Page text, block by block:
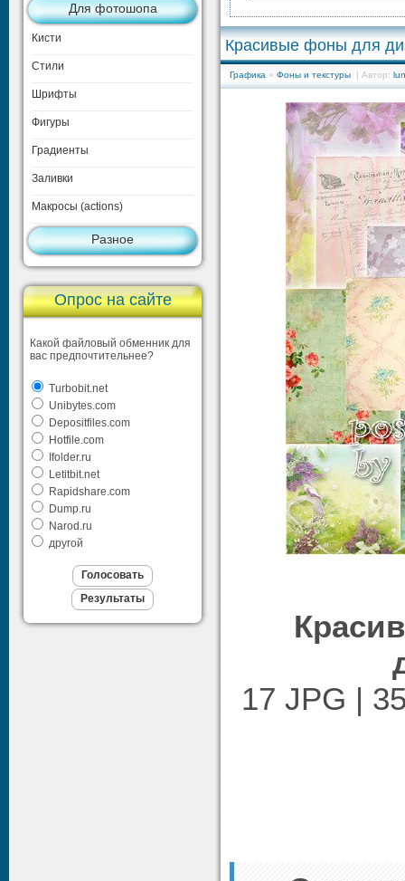
Для фотошопа
Кисти
Стили
Шрифты
Фигуры
Градиенты
Заливки
Макросы (actions)
Разное
Опрос на сайте
Какой файловый обменник для
вас предпочтительнее?
Turbobit.net
Unibytes.com
Depositfiles.com
Hotfile.com
Ifolder.ru
Letitbit.net
Rapidshare.com
Dump.ru
Narod.ru
другой
Красивые фоны для
Графика » Фоны и текстуры | Автор:
17 JPG |